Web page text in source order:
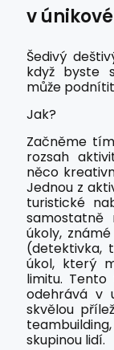
v
Šedivý
když byste
může
Jak?
Začněme
rozsah
něco
Jednou z
turistické
samostatně
úkoly,
(detektivka,
úkol, který
limitu.
odehrává v
skvělou
skupinou lidí.